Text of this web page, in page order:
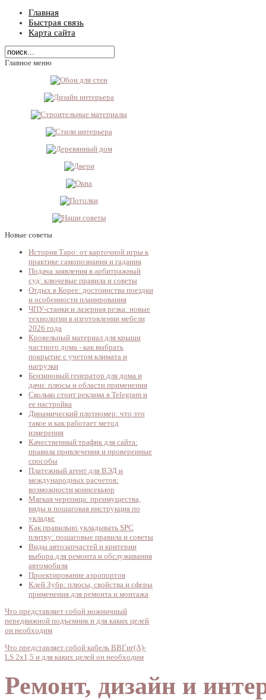
Главная
Быстрая связь
Карта сайта
Главное меню
Новые советы
История Таро: от карточной игры к
практике самопознания и гадания
Подача заявления в арбитражный
суд: ключевые правила и советы
Отдых в Корее: достоинства поездки
и особенности планирования
ЧПУ-станки и лазерная резка: новые
технологии в изготовлении мебели
2026 года
Кровельный материал для крыши
частного дома - как выбрать
покрытие с учетом климата и
нагрузки
Бензиновый генератор для дома и
дачи: плюсы и области применения
Сколько стоит реклама в Telegram и
ее настройка
Динамический плотномер: что это
такое и как работает метод
измерения
Качественный трафик для сайта:
правила привлечения и проверенные
способы
Платежный агент для ВЭД и
международных расчетов:
возможности коинсекьюр
Мягкая черепица: преимущества,
виды и пошаговая инструкция по
укладке
Как правильно укладывать SPC
плитку: пошаговые правила и советы
Виды автозапчастей и критерии
выбора для ремонта и обслуживания
автомобиля
Проектирование аэропортов
Клей Зубр: плюсы, свойства и сферы
применения для ремонта и монтажа
Что представляет собой ножничный
передвижной подъемник и для каких целей
он необходим
Что представляет собой кабель ВВГнг(А)-
LS 2х1,5 и для каких целей он необходим
Ремонт, дизайн и